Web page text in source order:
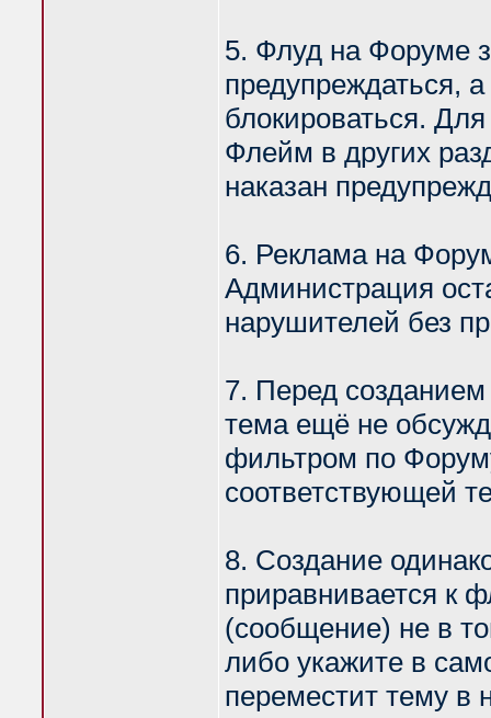
5. Флуд на Форуме
предупреждаться,
блокироваться.
Флейм в других
наказан
6. Реклама на
Администрация
нарушителей без
7. Перед
тема ещё не
фильтром по
соответствующей
8. Создание
приравнивается к
(сообщение) не в
либо укажите в
переместит тему в